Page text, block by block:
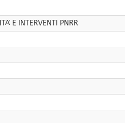
E INTERVENTI PNRR